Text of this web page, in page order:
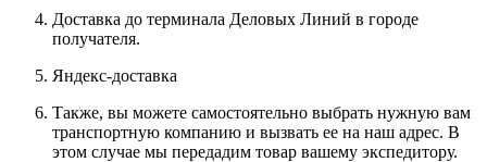
Доставка до терминала Деловых Линий в городе
получателя.
Яндекс-доставка
Также, вы можете самостоятельно выбрать нужную вам
транспортную компанию и вызвать ее на наш адрес. В
этом случае мы передадим товар вашему экспедитору.